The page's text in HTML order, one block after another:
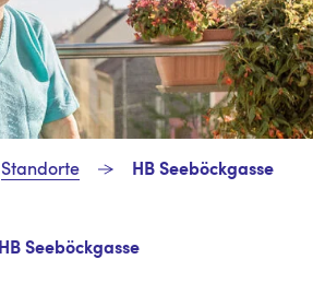
Standorte HB Seeböckgasse
HB Seeböckgasse